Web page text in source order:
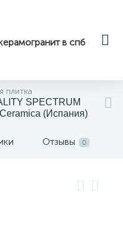
в спб
плитка
SPECTRUM
(Испания)
Отзывы 0